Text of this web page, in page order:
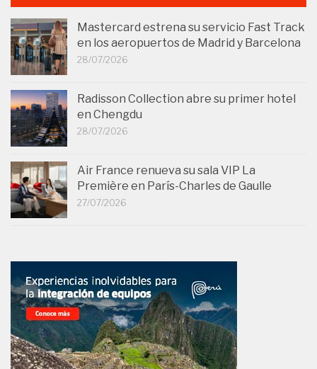
Mastercard estrena su servicio Fast Track
en los aeropuertos de Madrid y Barcelona
28/07/2026
Radisson Collection abre su primer hotel
en Chengdu
28/07/2026
Air France renueva su sala VIP La
Première en París-Charles de Gaulle
27/07/2026